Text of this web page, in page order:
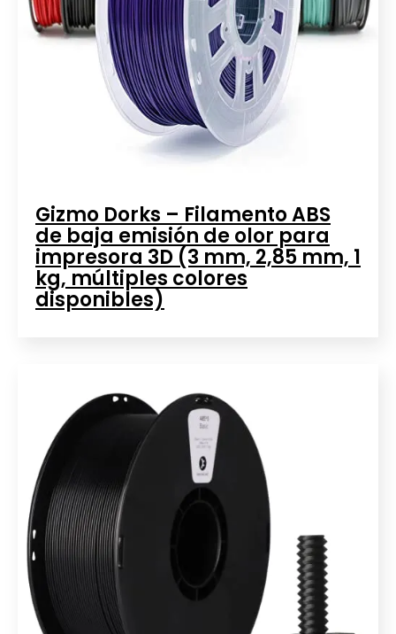
Gizmo Dorks – Filamento ABS
de baja emisión de olor para
impresora 3D (3 mm, 2,85 mm, 1
kg, múltiples colores
disponibles)